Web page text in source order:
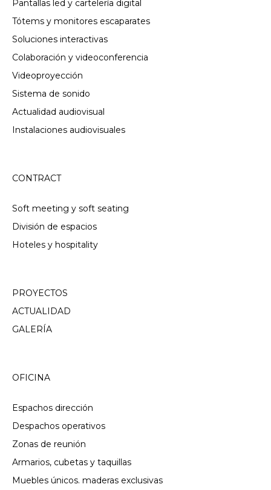
Pantallas led y cartelería digital
Tótems y monitores escaparates
Soluciones interactivas
Colaboración y videoconferencia
Videoproyección
Sistema de sonido
Actualidad audiovisual
Instalaciones audiovisuales
CONTRACT
Soft meeting y soft seating
División de espacios
Hoteles y hospitality
PROYECTOS
ACTUALIDAD
GALERÍA
OFICINA
Espachos dirección
Despachos operativos
Zonas de reunión
Armarios, cubetas y taquillas
Muebles únicos. maderas exclusivas